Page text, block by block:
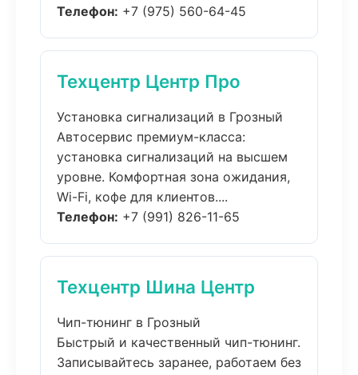
Телефон: +7 (975) 560-64-45
Техцентр Центр Про
Установка сигнализаций в Грозный
Автосервис премиум-класса:
установка сигнализаций на высшем
уровне. Комфортная зона ожидания,
Wi-Fi, кофе для клиентов....
Телефон: +7 (991) 826-11-65
Техцентр Шина Центр
Чип-тюнинг в Грозный
Быстрый и качественный чип-тюнинг.
Записывайтесь заранее, работаем без